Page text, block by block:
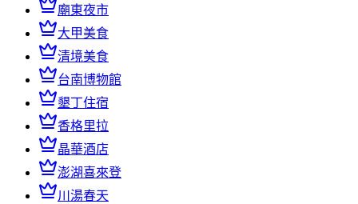
廟東夜市
大甲美食
清境美食
台南博物館
墾丁住宿
香格里拉
晶華酒店
澎湖喜來登
川湯春天